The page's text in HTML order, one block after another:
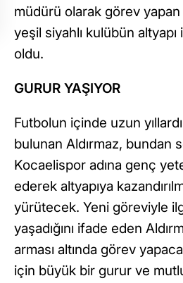
müdürü olarak görev yapan
yeşil siyahlı kulübün
oldu.
GURUR YAŞIYOR
Futbolun içinde uzun
bulunan Aldırmaz, bundan
Kocaelispor adına genç
ederek altyapıya
yürütecek. Yeni göreviyle
yaşadığını ifade eden
arması altında görev
için büyük bir gurur ve